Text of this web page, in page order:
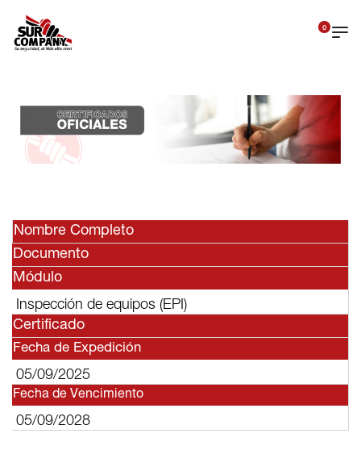
0
Nombre Completo
Documento
Módulo
Inspección de equipos (EPI)
Certificado
Fecha de Expedición
05/09/2025
Fecha de Vencimiento
05/09/2028